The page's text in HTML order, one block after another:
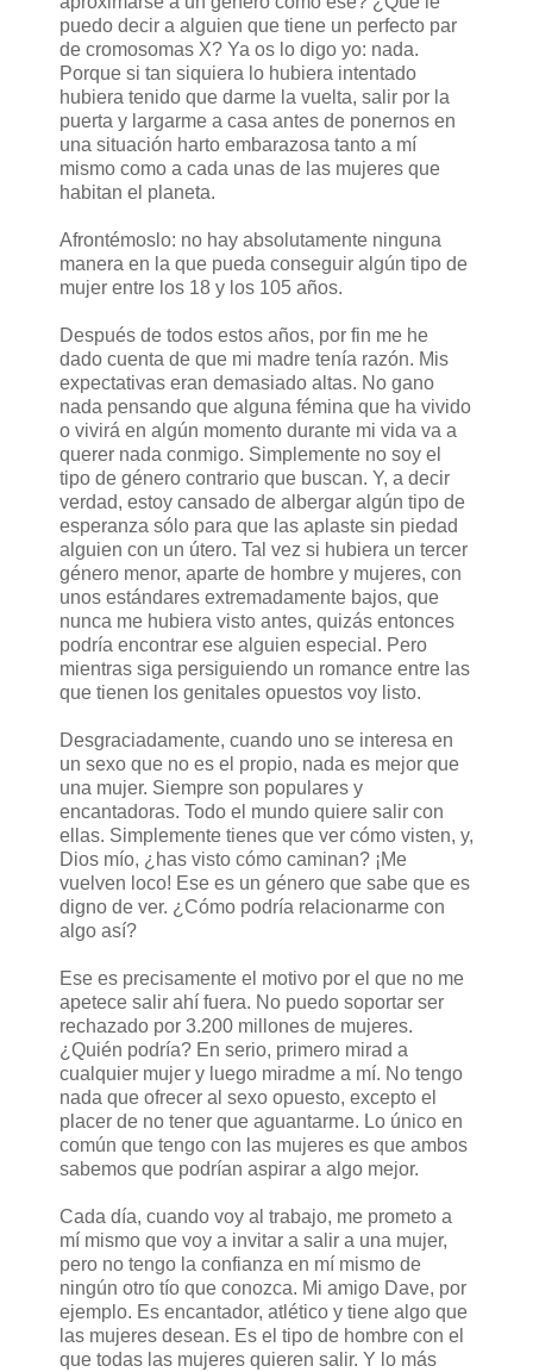
puedo decir a alguien que tiene un perfecto par
de cromosomas X? Ya os lo digo yo: nada.
Porque si tan siquiera lo hubiera intentado
hubiera tenido que darme la vuelta, salir por la
puerta y largarme a casa antes de ponernos en
una situación harto embarazosa tanto a mí
mismo como a cada unas de las mujeres que
habitan el planeta.
Afrontémoslo: no hay absolutamente ninguna
manera en la que pueda conseguir algún tipo de
mujer entre los 18 y los 105 años.
Después de todos estos años, por fin me he
dado cuenta de que mi madre tenía razón. Mis
expectativas eran demasiado altas. No gano
nada pensando que alguna fémina que ha vivido
o vivirá en algún momento durante mi vida va a
querer nada conmigo. Simplemente no soy el
tipo de género contrario que buscan. Y, a decir
verdad, estoy cansado de albergar algún tipo de
esperanza sólo para que las aplaste sin piedad
alguien con un útero. Tal vez si hubiera un tercer
género menor, aparte de hombre y mujeres, con
unos estándares extremadamente bajos, que
nunca me hubiera visto antes, quizás entonces
podría encontrar ese alguien especial. Pero
mientras siga persiguiendo un romance entre las
que tienen los genitales opuestos voy listo.
Desgraciadamente, cuando uno se interesa en
un sexo que no es el propio, nada es mejor que
una mujer. Siempre son populares y
encantadoras. Todo el mundo quiere salir con
ellas. Simplemente tienes que ver cómo visten, y,
Dios mío, ¿has visto cómo caminan? ¡Me
vuelven loco! Ese es un género que sabe que es
digno de ver. ¿Cómo podría relacionarme con
algo así?
Ese es precisamente el motivo por el que no me
apetece salir ahí fuera. No puedo soportar ser
rechazado por 3.200 millones de mujeres.
¿Quién podría? En serio, primero mirad a
cualquier mujer y luego miradme a mí. No tengo
nada que ofrecer al sexo opuesto, excepto el
placer de no tener que aguantarme. Lo único en
común que tengo con las mujeres es que ambos
sabemos que podrían aspirar a algo mejor.
Cada día, cuando voy al trabajo, me prometo a
mí mismo que voy a invitar a salir a una mujer,
pero no tengo la confianza en mí mismo de
ningún otro tío que conozca. Mi amigo Dave, por
ejemplo. Es encantador, atlético y tiene algo que
las mujeres desean. Es el tipo de hombre con el
que todas las mujeres quieren salir. Y lo más